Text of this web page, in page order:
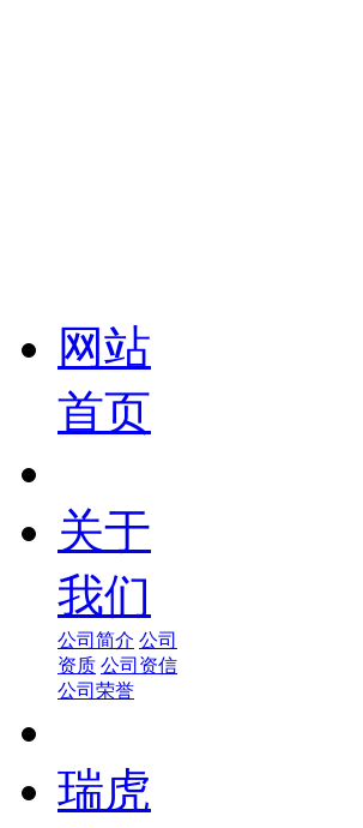
网站
首页
关于
我们
公司简介 公司
资质 公司资信
公司荣誉
瑞虎